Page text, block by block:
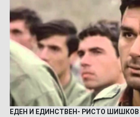
ЕДЕН И ЕДИНСТВЕН- РИСТО ШИШКОВ